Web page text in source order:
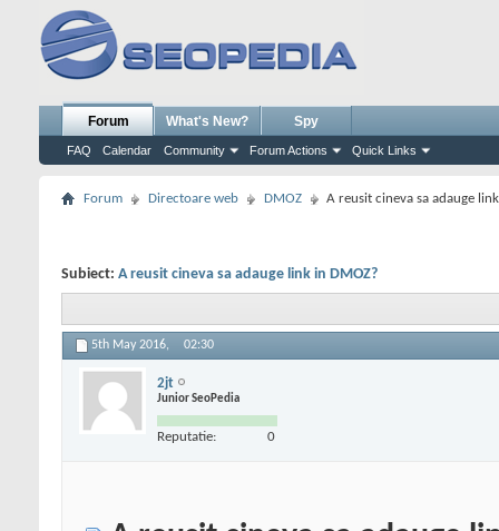
Forum
FAQ Calendar Community Forum Actions Quick Links
What's New? Spy
Forum Directoare web DMOZ A reusit cineva sa adauge
Subiect: A reusit cineva sa adauge link in DMOZ?
5th May 2016, 02:30
2jt
Junior SeoPedia
Reputatie: 0